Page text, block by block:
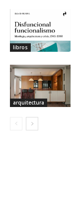
libros
arquitectura